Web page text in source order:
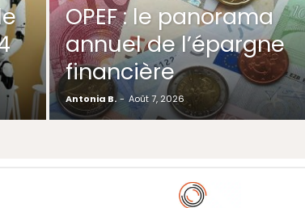
OPEF : le panorama
annuel de l’épargne
financière
Antonia B. - Août 7, 2026